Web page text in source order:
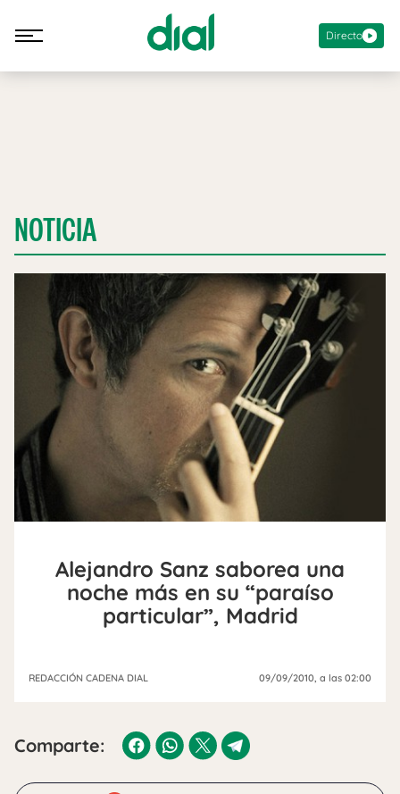
Directo
NOTICIA
Alejandro Sanz saborea una
noche más en su “paraíso
particular”, Madrid
REDACCIÓN CADENA DIAL 09/09/2010 , a las 02:00
Comparte: